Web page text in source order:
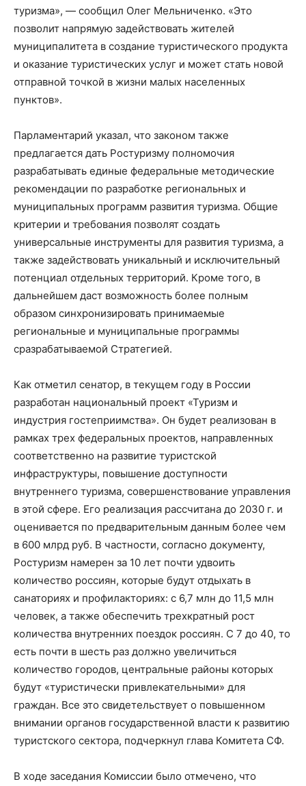
туризма», — сообщил Олег Мельниченко. «Это
позволит напрямую задействовать жителей
муниципалитета в создание туристического продукта
и оказание туристических услуг и может стать новой
отправной точкой в жизни малых населенных
пунктов».
Парламентарий указал, что законом также
предлагается дать Ростуризму полномочия
разрабатывать единые федеральные методические
рекомендации по разработке региональных и
муниципальных программ развития туризма. Общие
критерии и требования позволят создать
универсальные инструменты для развития туризма, а
также задействовать уникальный и исключительный
потенциал отдельных территорий. Кроме того, в
дальнейшем даст возможность более полным
образом синхронизировать принимаемые
региональные и муниципальные программы
сразрабатываемой Стратегией.
Как отметил сенатор, в текущем году в России
разработан национальный проект «Туризм и
индустрия гостеприимства». Он будет реализован в
рамках трех федеральных проектов, направленных
соответственно на развитие туристской
инфраструктуры, повышение доступности
внутреннего туризма, совершенствование управления
в этой сфере. Его реализация рассчитана до 2030 г. и
оценивается по предварительным данным более чем
в 600 млрд руб. В частности, согласно документу,
Ростуризм намерен за 10 лет почти удвоить
количество россиян, которые будут отдыхать в
санаториях и профилакториях: с 6,7 млн до 11,5 млн
человек, а также обеспечить трехкратный рост
количества внутренних поездок россиян. С 7 до 40, то
есть почти в шесть раз должно увеличиться
количество городов, центральные районы которых
будут «туристически привлекательными» для
граждан. Все это свидетельствует о повышенном
внимании органов государственной власти к развитию
туристского сектора, подчеркнул глава Комитета СФ.
В ходе заседания Комиссии было отмечено, что